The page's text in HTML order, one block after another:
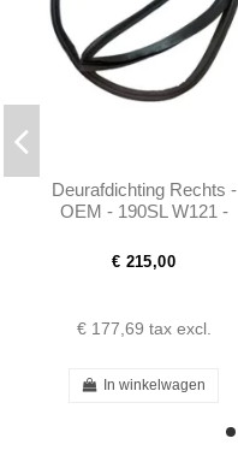
Deurafdichting Rechts -
OEM - 190SL W121 -
€ 215,00
€ 177,69 tax excl.
In winkelwagen